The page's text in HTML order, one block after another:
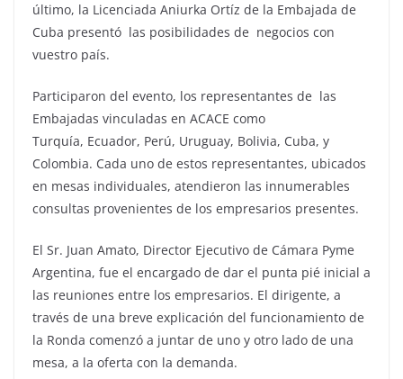
último, la Licenciada Aniurka Ortíz de la Embajada de
Cuba presentó las posibilidades de negocios con
vuestro país.
Participaron del evento, los representantes de las
Embajadas vinculadas en ACACE como
Turquía, Ecuador, Perú, Uruguay, Bolivia, Cuba, y
Colombia. Cada uno de estos representantes, ubicados
en mesas individuales, atendieron las innumerables
consultas provenientes de los empresarios presentes.
El Sr. Juan Amato, Director Ejecutivo de Cámara Pyme
Argentina, fue el encargado de dar el punta pié inicial a
las reuniones entre los empresarios. El dirigente, a
través de una breve explicación del funcionamiento de
la Ronda comenzó a juntar de uno y otro lado de una
mesa, a la oferta con la demanda.